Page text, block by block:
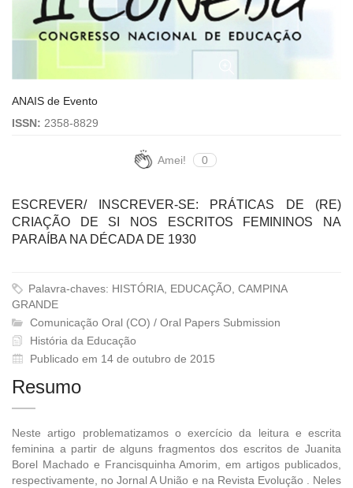
ANAIS de Evento
ISSN: 2358-8829
Amei! 0
ESCREVER/ INSCREVER-SE: PRÁTICAS DE (RE)
CRIAÇÃO DE SI NOS ESCRITOS FEMININOS NA
PARAÍBA NA DÉCADA DE 1930
Palavra-chaves: HISTÓRIA, EDUCAÇÃO, CAMPINA
GRANDE
Comunicação Oral (CO) / Oral Papers Submission
História da Educação
Publicado em 14 de outubro de 2015
Resumo
Neste artigo problematizamos o exercício da leitura e escrita
feminina a partir de alguns fragmentos dos escritos de Juanita
Borel Machado e Francisquinha Amorim, em artigos publicados,
respectivamente, no Jornal A União e na Revista Evolução . Neles